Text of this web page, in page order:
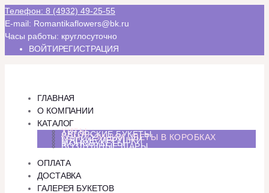
Телефон: 8 (4932) 49-25-55
E-mail: Romantikaflowers@bk.ru
Часы работы: круглосуточно
ВОЙТИРЕГИСТРАЦИЯ
ГЛАВНАЯ
О КОМПАНИИ
КАТАЛОГ
ХИТЫ
АВТОРСКИЕ БУКЕТЫ
КОМПОЗИЦИИ ЦВЕТЫ В КОРОБКАХ
МЯГКИЕ ИГРУШКИ
МОНОБУКЕТЫ
ВОЗДУШНЫЕ ШАРЫ
ОПЛАТА
ДОСТАВКА
ГАЛЕРЕЯ БУКЕТОВ